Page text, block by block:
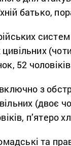
батько,
систем
52
з
(двоє
п’ятеро
та